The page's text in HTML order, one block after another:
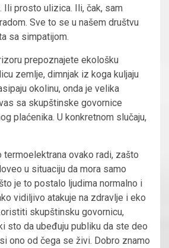
Ili prosto ulizica. Ili, čak, sam
Sve to se u našem društvu
sa simpatijom.
prepoznajete ekološku
zemlje, dimnjak iz koga kuljaju
okolinu, onda je velika
sa skupštinske govornice
plaćenika. U konkretnom slučaju,
ovako radi, zašto
u situaciju da mora samo
je to postalo ljudima normalno i
vidiljivo atakuje na zdravlje i eko
skupštinsku govornicu,
sto da ubeđuju publiku da ste deo
ono od čega se živi. Dobro znamo